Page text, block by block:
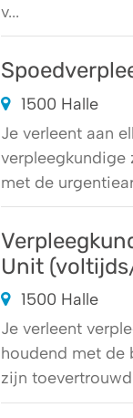
v...
1500 Halle
Je verleent aan
verpleegkundige
met de
Unit
1500 Halle
Je verleent
houdend met de
zijn